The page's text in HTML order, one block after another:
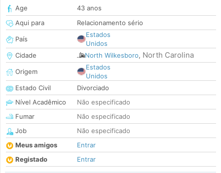
Age
43 anos
Aqui para
Relacionamento sério
País
Estados
Unidos
Cidade
North Wilkesboro, North Carolina
Origem
Estados
Unidos
Estado Civil
Divorciado
Nível Acadêmico
Não especificado
Fumar
Não especificado
Job
Não especificado
Meus amigos
Entrar
Registado
Entrar